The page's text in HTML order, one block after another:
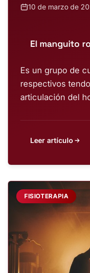
10 de marzo de
El manguito
Es un grupo de
respectivos
articulación del
Leer artículo
FISIOTERAPIA